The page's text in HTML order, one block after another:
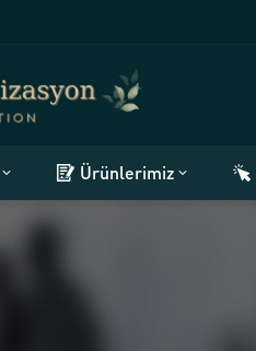
Ürünlerimiz